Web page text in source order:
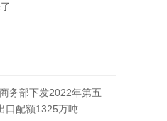
务部下发2022年第五
口配额1325万吨